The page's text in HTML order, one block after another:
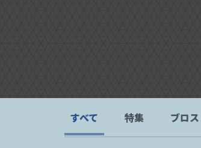
すべて 特集 ブロス